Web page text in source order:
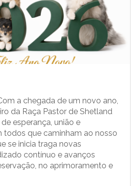
a chegada de um novo ano,
da Raça Pastor de Shetland
esperança, união e
que caminham ao nosso
se inicia traga novas
contínuo e avanços
no aprimoramento e